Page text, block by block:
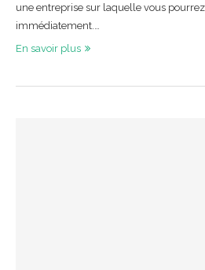
une entreprise sur laquelle vous
immédiatement.…
En savoir plus